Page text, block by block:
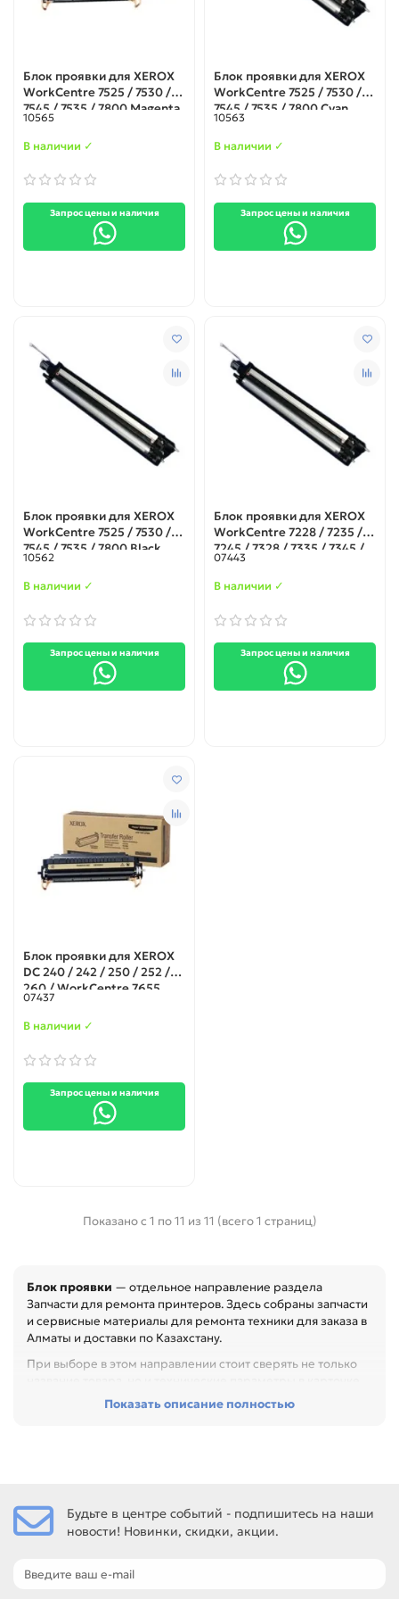
Блок проявки для XEROX
WorkCentre 7525 / 7530 /
7545 / 7535 / 7800 Magenta
10565
В наличии ✓
Запрос цены и наличия
Блок проявки для XEROX
WorkCentre 7525 / 7530 /
7545 / 7535 / 7800 Cyan
10563
В наличии ✓
Запрос цены и наличия
Блок проявки для XEROX
WorkCentre 7525 / 7530 /
7545 / 7535 / 7800 Black
10562
В наличии ✓
Запрос цены и наличия
Блок проявки для XEROX
WorkCentre 7228 / 7235 /
7245 / 7328 / 7335 / 7345 /
C2128 / C2636 / C3545 /
Phaser 7760 / 7750
07443
В наличии ✓
Запрос цены и наличия
Блок проявки для XEROX
DC 240 / 242 / 250 / 252 /
260 / WorkCentre 7655
(604K86550)
07437
В наличии ✓
Запрос цены и наличия
Показано с 1 по 11 из 11 (всего 1 страниц)
Блок проявки — отдельное направление раздела
Запчасти для ремонта принтеров. Здесь собраны запчасти
и сервисные материалы для ремонта техники для заказа в
Алматы и доставки по Казахстану.
При выборе в этом направлении стоит сверять не только
Перед покупкой проверьте артикул, размер, материал,
проявки для XEROX DC 240 / 242 / 250 / 252 / 260 /
WorkCentre 7655 (604K86550), Блок проявки для XEROX
C2636 / C3545 / Phaser 7760 / 7750 (802K60194), Блок
Показать описание полностью
Будьте в центре событий - подпишитесь на наши
новости! Новинки, скидки, акции.